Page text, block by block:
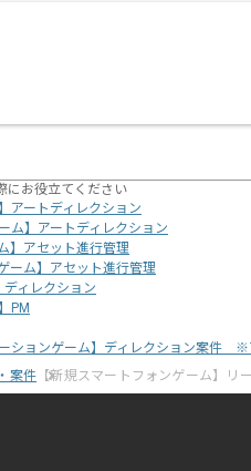
にお役立てください
アートディレクション
ム】アートディレクション
】アセット進行管理
ーム】アセット進行管理
ディレクション
PM
ーションゲーム】ディレクション案件
案件 【新規スマートフォンゲーム】リ